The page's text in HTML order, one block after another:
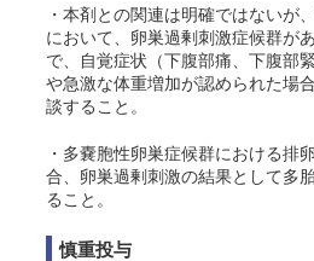
・本剤との関連は明確ではないが
において、卵巣過剰刺激症候群が
で、自覚症状（下腹部痛、下腹部
や急激な体重増加が認められた場
談すること。
・多嚢胞性卵巣症候群における排
合、卵巣過剰刺激の結果として多
ること。
慎重投与